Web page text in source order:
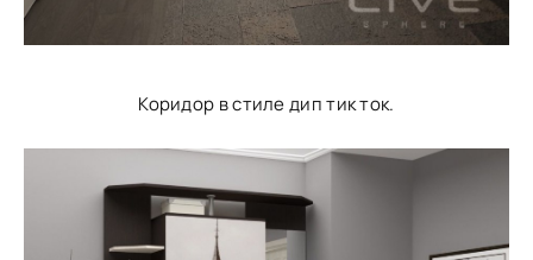
Коридор в стиле дип тик ток.